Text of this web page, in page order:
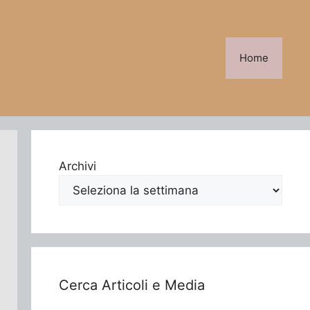
Home
Archivi
Cerca Articoli e Media